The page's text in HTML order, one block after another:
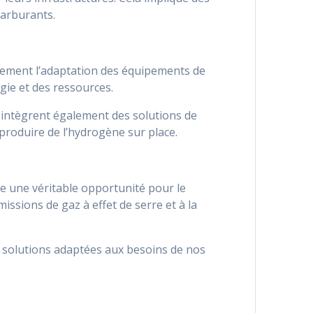
l’adaptation des équipements de
et des ressources.
également des solutions de
de l’hydrogène sur place.
une véritable opportunité pour le
de gaz à effet de serre et à la
adaptées aux besoins de nos